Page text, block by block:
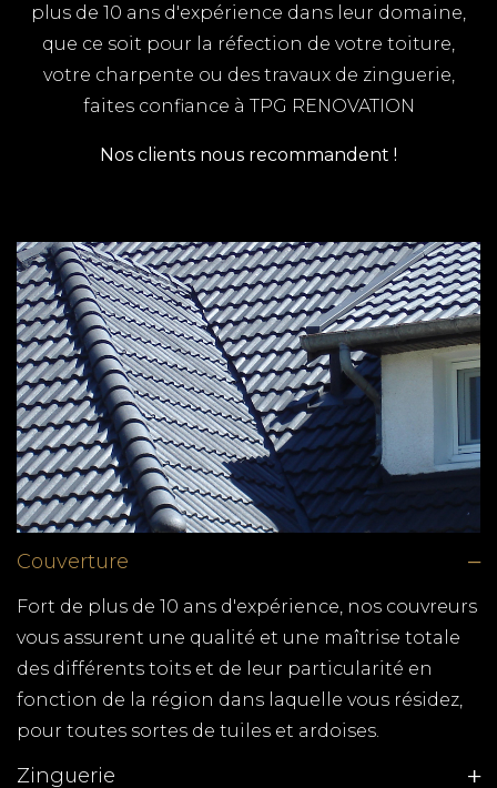
plus de 10 ans d'expérience dans leur domaine,
que ce soit pour la réfection de votre toiture,
votre charpente ou des travaux de zinguerie,
faites confiance à TPG RENOVATION
Nos clients nous recommandent !
Couverture
Fort de plus de 10 ans d'expérience, nos couvreurs
vous assurent une qualité et une maîtrise totale
des différents toits et de leur particularité en
fonction de la région dans laquelle vous résidez,
pour toutes sortes de tuiles et ardoises.
Zinguerie